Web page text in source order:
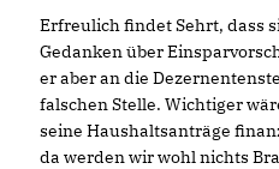
Erfreulich findet Sehrt, dass
Gedanken über
er aber an die
falschen Stelle. Wichtiger
seine Haushaltsanträge
da werden wir wohl nichts